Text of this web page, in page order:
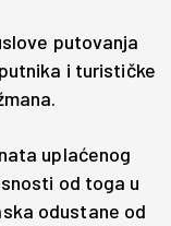
putovanja
i turističke
uplaćenog
od toga u
odustane od